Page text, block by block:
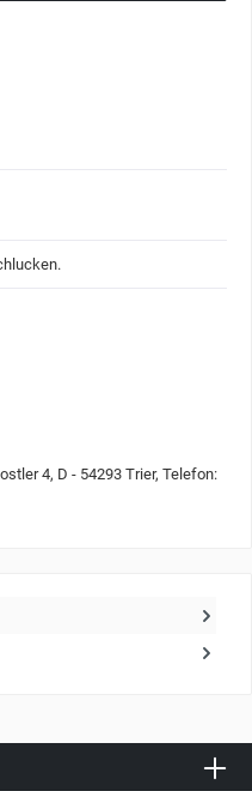
4, D - 54293 Trier, Telefon: